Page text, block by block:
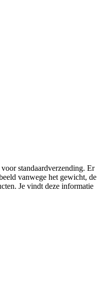
standaardverzending. Er
vanwege het gewicht, de
Je vindt deze informatie